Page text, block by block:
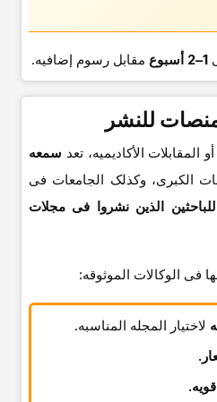
1–2 أسبوع مقابل رسوم إضافیه.
للنشر
المقابلات الأکادیمیه، تعد سمعه
الکبرى، وکذلک الجامعات فی
للباحثین الذین نشروا فی مجلات
فی الوکالات الموثوقه:
لاختیار المجله المناسبه.